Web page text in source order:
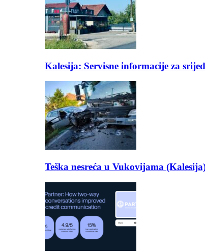
Kalesija: Servisne informacije za
Teška nesreća u Vukovijama